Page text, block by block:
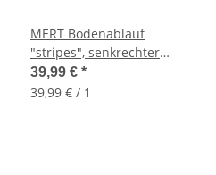
MERT Bodenablauf
"stripes", senkrechter
Ablauf, mit Edelstahlrost
und Rahmen, 15x15cm
39,99 € *
39,99 € / 1